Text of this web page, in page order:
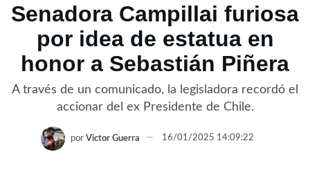
Senadora Campillai furiosa
por idea de estatua en
honor a Sebastián Piñera
A través de un comunicado, la legisladora recordó el
accionar del ex Presidente de Chile.
por Victor Guerra 16/01/2025 14:09:22